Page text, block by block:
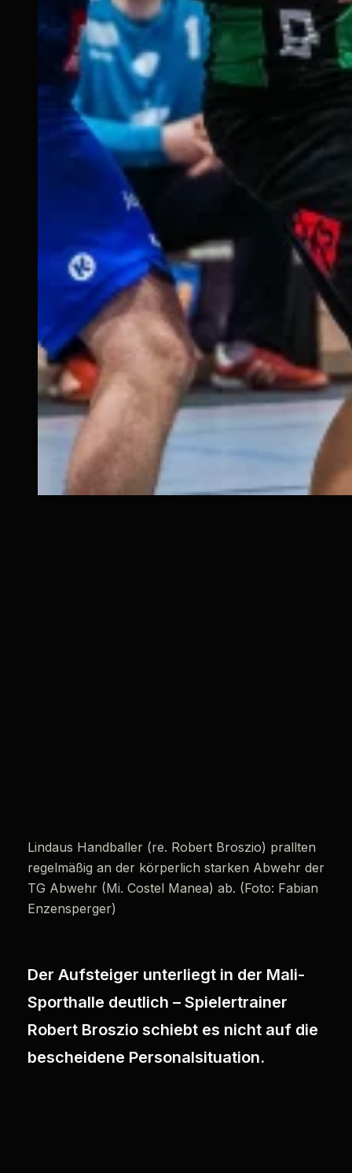
Lindaus Handballer (re. Robert Broszio) prallten
regelmäßig an der körperlich starken Abwehr der
TG Abwehr (Mi. Costel Manea) ab. (Foto: Fabian
Enzensperger)
Der Aufsteiger unterliegt in der Mali-
Sporthalle deutlich – Spielertrainer
Robert Broszio schiebt es nicht auf die
bescheidene Personalsituation.